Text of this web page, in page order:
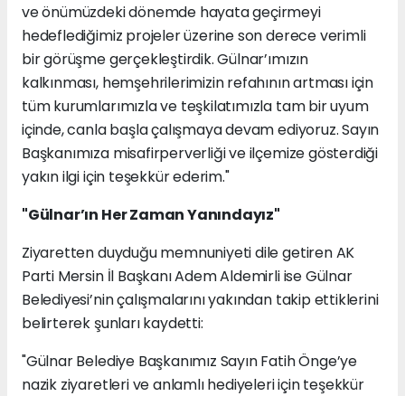
ve önümüzdeki dönemde hayata geçirmeyi
hedeflediğimiz projeler üzerine son derece verimli
bir görüşme gerçekleştirdik. Gülnar’ımızın
kalkınması, hemşehrilerimizin refahının artması için
tüm kurumlarımızla ve teşkilatımızla tam bir uyum
içinde, canla başla çalışmaya devam ediyoruz. Sayın
Başkanımıza misafirperverliği ve ilçemize gösterdiği
yakın ilgi için teşekkür ederim."
"Gülnar’ın Her Zaman Yanındayız"
Ziyaretten duyduğu memnuniyeti dile getiren AK
Parti Mersin İl Başkanı Adem Aldemirli ise Gülnar
Belediyesi’nin çalışmalarını yakından takip ettiklerini
belirterek şunları kaydetti:
"Gülnar Belediye Başkanımız Sayın Fatih Önge’ye
nazik ziyaretleri ve anlamlı hediyeleri için teşekkür